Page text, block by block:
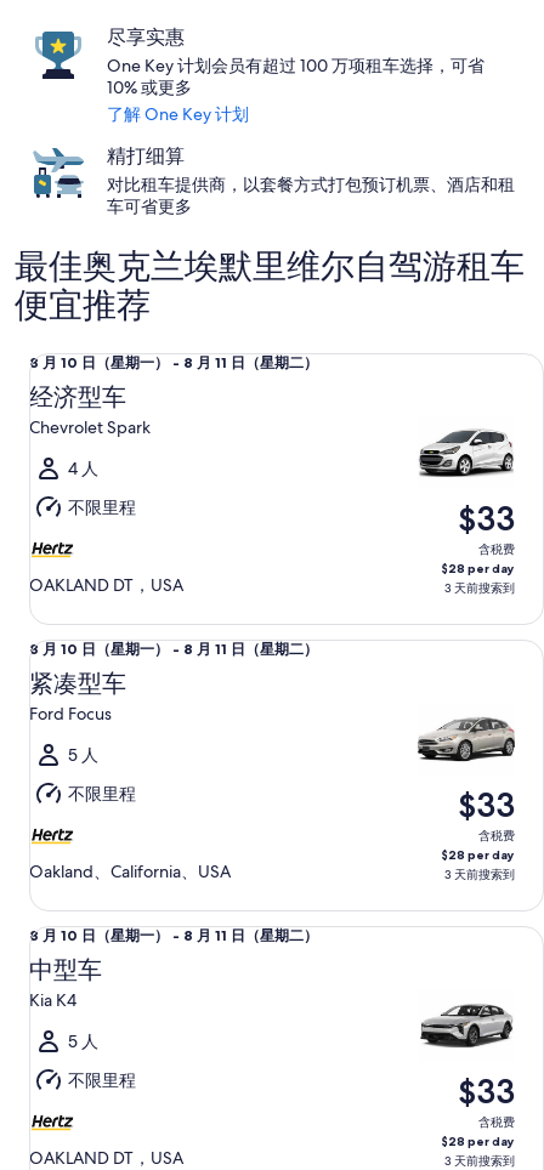
尽享实惠
One Key 计划会员有超过 100 万项租车选择，可省
10% 或更多
了解 One Key 计划
精打细算
对比租车提供商，以套餐方式打包预订机票、酒店和租
车可省更多
最佳奥克兰埃默里维尔自驾游租车
便宜推荐
8
月
10
（星
期
一）
至
8
11
日
（星
期
8 月 10 日（星期一） - 8 月 11 日（星期二）
经济型车
Chevrolet Spark
4 人
不限里程
OAKLAND DT，USA
$33
含税费
$28 per day
3 天前搜索到
经济型车 Chevrolet Spark
8
月
10
（星
期
一）
至
8
11
日
（星
期
8 月 10 日（星期一） - 8 月 11 日（星期二）
紧凑型车
Ford Focus
5 人
不限里程
Oakland、California、USA
$33
含税费
$28 per day
3 天前搜索到
紧凑型车 Ford Focus
8
月
10
（星
期
一）
至
8
8 月 10 日（星期一） - 8 月 11 日（星期二）
中型车
Kia K4
5 人
不限里程
OAKLAND DT，USA
$33
含税费
$28 per day
3 天前搜索到
中型车 Kia K4